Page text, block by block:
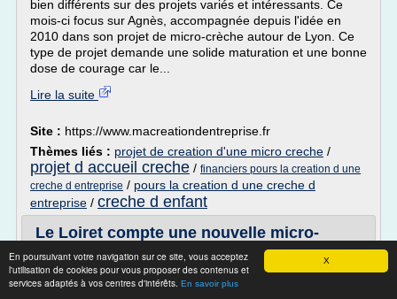
X
En poursuivant votre navigation sur ce site, vous acceptez
l'utilisation de cookies pour vous proposer des contenus et
services adaptés à vos centres d'intérêts. En savoir plus
bien différents sur des projets variés et intéressants. Ce
mois-ci focus sur Agnès, accompagnée depuis l'idée en
2010 dans son projet de micro-crèche autour de Lyon. Ce
type de projet demande une solide maturation et une bonne
dose de courage car le...
Lire la suite
Site : https://www.macreationdentreprise.fr
Thèmes liés : projet de creation d'une micro creche /
projet d accueil creche / financiers pours la creation d une
creche d entreprise / pours la creation d une creche d
entreprise / creche d enfant
Le Loiret compte une nouvelle micro-
Le Loiret compte une nouvelle micro-crèche